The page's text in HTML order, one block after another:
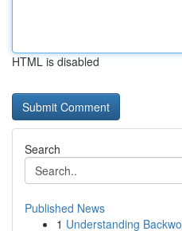
HTML is disabled
Search
Published News
1 Understanding